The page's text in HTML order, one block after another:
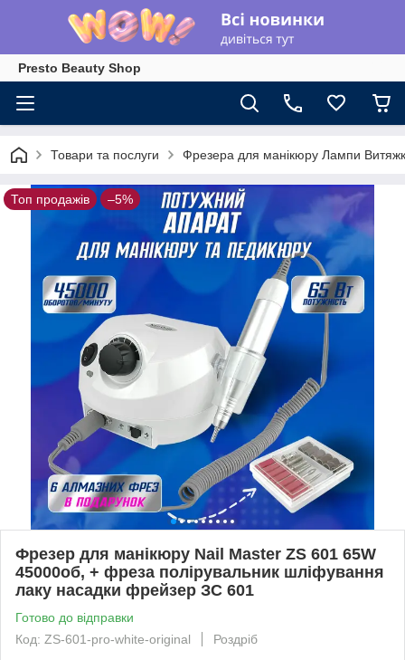
Presto Beauty Shop
Товари та послуги Фрезера для манікюру Лампи
Топ продажів –5%
Фрезер для манікюру Nail Master ZS 601 65W
45000об, + фреза полірувальник шліфування
лаку насадки фрейзер ЗС 601
Готово до відправки
Код: ZS-601-pro-white-original
Роздріб